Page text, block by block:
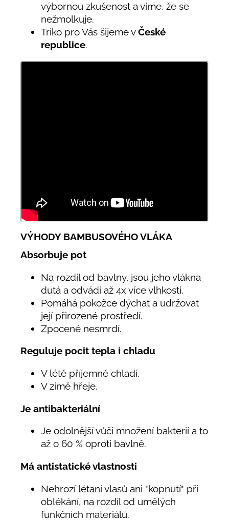
výbornou zkušenost a víme, že se
nežmolkuje.
Triko pro Vás šijeme vČeské
republice.
VÝHODY BAMBUSOVÉHO VLÁKA
Absorbuje pot
Na rozdíl od bavlny, jsou jeho vlákna
dutá a odvádí až 4x více vlhkosti.
Pomáhá pokožce dýchat a udržovat
její přirozené prostředí.
Zpocené nesmrdí.
Reguluje pocit tepla i chladu
V létě příjemně chladí.
V zimě hřeje.
Je antibakteriální
Je odolnější vůči množení bakterií a to
až o 60 % oproti bavlně.
Má antistatické vlastnosti
Nehrozí létaní vlasů ani "kopnutí" při
oblékání, na rozdíl od umělých
funkčních materiálů.